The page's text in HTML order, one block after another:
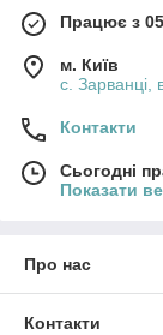
Працює з
м. Київ
с. Зарванці,
Контакти
Сьогодні
Показати
Про нас
Контакти